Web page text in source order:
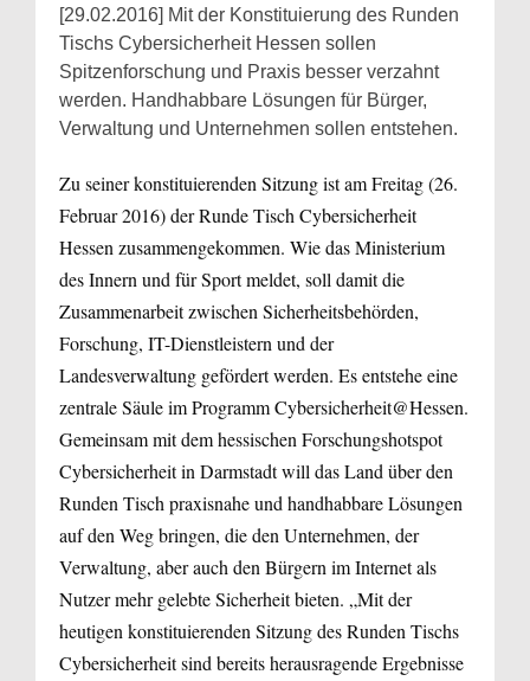
[29.02.2016] Mit der Konstituierung des Runden
Tischs Cybersicherheit Hessen sollen
Spitzenforschung und Praxis besser verzahnt
werden. Handhabbare Lösungen für Bürger,
Verwaltung und Unternehmen sollen entstehen.
Zu seiner konstituierenden Sitzung ist am Freitag (26.
Februar 2016) der Runde Tisch Cybersicherheit
Hessen zusammengekommen. Wie das Ministerium
des Innern und für Sport meldet, soll damit die
Zusammenarbeit zwischen Sicherheitsbehörden,
Forschung, IT-Dienstleistern und der
Landesverwaltung gefördert werden. Es entstehe eine
zentrale Säule im Programm Cybersicherheit@Hessen.
Gemeinsam mit dem hessischen Forschungshotspot
Cybersicherheit in Darmstadt will das Land über den
Runden Tisch praxisnahe und handhabbare Lösungen
auf den Weg bringen, die den Unternehmen, der
Verwaltung, aber auch den Bürgern im Internet als
Nutzer mehr gelebte Sicherheit bieten. „Mit der
heutigen konstituierenden Sitzung des Runden Tischs
Cybersicherheit sind bereits herausragende Ergebnisse